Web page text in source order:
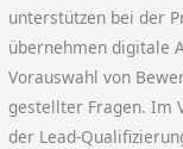
unterstützen bei der
übernehmen digitale
Vorauswahl von
gestellter Fragen. Im
der Lead-